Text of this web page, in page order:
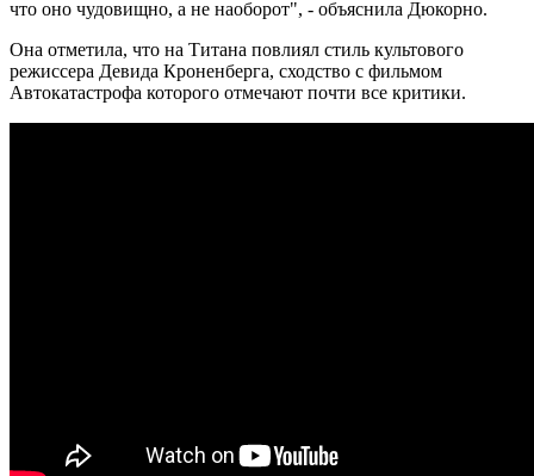
что оно чудовищно, а не наоборот", - объяснила Дюкорно.
Она отметила, что на Титана повлиял стиль культового
режиссера Девида Кроненберга, сходство с фильмом
Автокатастрофа которого отмечают почти все критики.